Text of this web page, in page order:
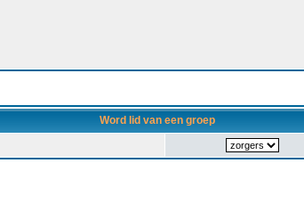
Word lid van een groep